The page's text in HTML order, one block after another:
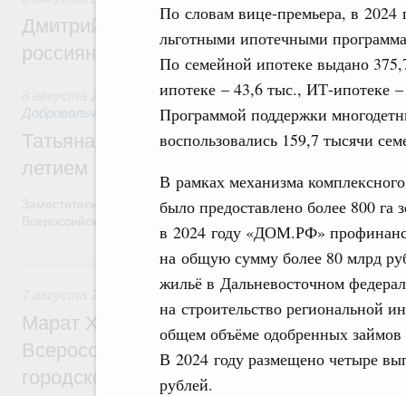
По словам вице-премьера, в 2024
льготными ипотечными
По семейной ипотеке выдано
ипотеке – 43,6 тыс., ИТ-ипотеке
Программой поддержки
воспользовались 159,7 тысячи
В рамках механизма
было предоставлено более 800
в 2024 году «ДОМ.РФ»
на общую сумму более 80 млрд
жильё в Дальневосточном
на строительство региональной
общем объёме одобренных
В 2024 году размещено четыре
рублей.
Дмитрий Чернышенко и Михаил
россиян с Днём физкультурника
Социальные инновации. Некоммерческие
Добровольчество и волонтёрство. Благотворительность
Татьяна Голикова поздравила
летием
Заместитель Председателя Правительства Татьяна Голикова
Всероссийского общественного движения «Волонтёры-
7 августа, пятница
Экономика городов. Городская среда
Марат Хуснуллин провёл заседание
Всероссийского конкурса лучших
городской среды